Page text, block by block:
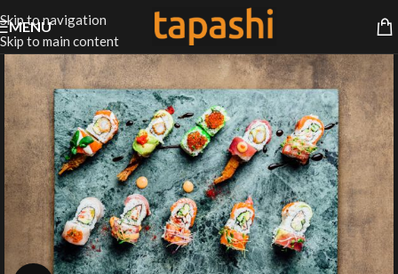
Skip to navigation
Skip to main content
MENU